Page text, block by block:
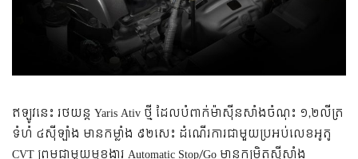
ឥឡូវនេះ រថយន្ត Yaris Ativ ថ្មី ដែលបំពាក់ម៉ាស៊ីនសាំងចំណុះ ១,២លីត្រ
ទំហំ ៤ស៊ីឡាំង មានកម្លាំង ៩២សេះ ដំណើរការជាមួយប្រអប់លេខអូតូ
CVT ព្រមជាមួយមុខងារ Automatic Stop/Go មានកម្រិតស៊ីសាំង